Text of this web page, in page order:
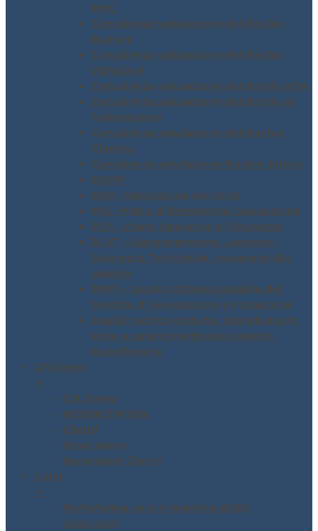
MMC
Consulenza valutazione del Rischio
Rumore
Consulenza valutazione del Rischio
Vibrazioni
Consulenza valutazione del rischio ROA
Consulenza valutazione del rischio di
fulminazione
Consulenza valutazione del Rischio
Chimico
Consulenza valutazione Rischio Stress
DUVRI
DVR – Valutazione dei rischi
PEE – Piano di Emergenza Evacuazione
POS – Piano Operativo di Sicurezza
RLST – Rappresentante Lavoratori
Sicurezza Territoriale – supporto alla
nomina
RSPP – Incarico di Responsabile del
Servizio di Prevenzione e Protezione
Analisi tecnica gratuita: sopralluogo in
sede e parere preliminare tramite
Questionario
Chi Siamo
▼
Chi Siamo
MODINETWORK
Clienti
Dove siamo
Recensioni Clienti
Corsi
▼
Piattaforma corsi e-learning MODI
Lista corsi